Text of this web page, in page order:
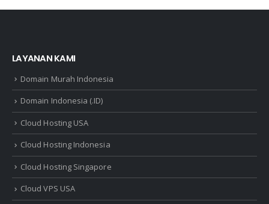
LAYANAN KAMI
Domain Murah Indonesia
Domain Indonesia (.ID)
Cloud Hosting USA
Cloud Hosting Indonesia
Cloud Hosting Singapore
Cloud VPS USA